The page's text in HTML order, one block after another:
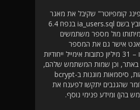
קומפיוטר" שקיבל את מאגר
פרטי התחברות, קובץ בשם ia_users.sql בנפח 6.4
מול מספר משתמשים
אישר גם את המספר
שההאקרים נקבו בו – 31 מיליון כתובות אימייל ייחודיות
באתר, וכן שמות המשתמש שלהם,
מועדי שינוי סיסמאות, סיסמאות מוגנות ב-bcrypt
שהגנבים יתקשו לפענח את
בהן) ומידע פנימי נוסף.